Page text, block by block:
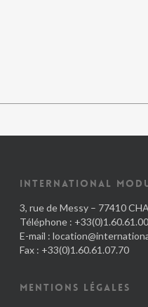
INTERNATIONAL
3, rue de Messy – 77410
Téléphone :
E-mail :
Fax : +33(0)1.60.61.07.70
MENTIONS LÉGALES